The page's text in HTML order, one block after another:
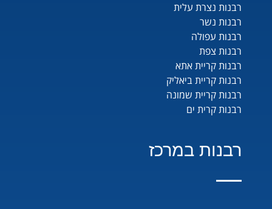
רבנות נצרת עלית
רבנות נשר
רבנות עפולה
רבנות צפת
רבנות קריית אתא
רבנות קריית ביאליק
רבנות קריית שמונה
רבנות קרית ים
רבנות במרכז